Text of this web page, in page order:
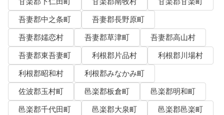
吾妻郡中之条町
吾妻郡長野原町
吾妻郡嬬恋村
吾妻郡草津町
吾妻郡高山村
吾妻郡東吾妻町
利根郡片品村
利根郡川場村
利根郡昭和村
利根郡みなかみ町
佐波郡玉村町
邑楽郡板倉町
邑楽郡明和町
邑楽郡千代田町
邑楽郡大泉町 邑楽郡邑楽町